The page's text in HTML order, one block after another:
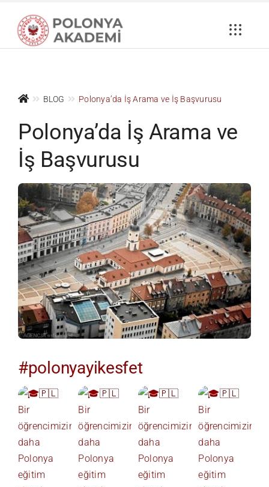
content
BLOG Polonya’da İş Arama ve İş Başvurusu
Polonya’da İş Arama ve
İş Başvurusu
#polonyayikesfet